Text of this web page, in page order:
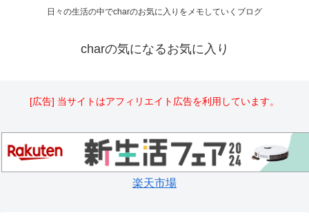
日々の生活の中でcharのお気に入りをメモしていくブログ
charの気になるお気に入り
[広告] 当サイトはアフィリエイト広告を利用しています。
楽天市場